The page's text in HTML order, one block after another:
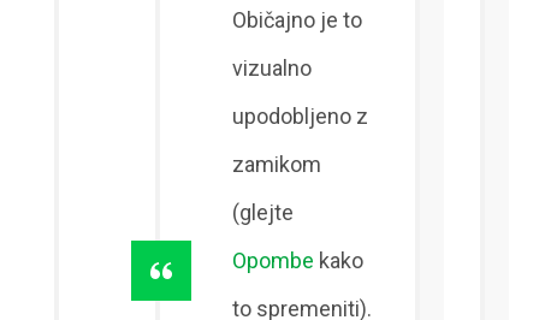
Običajno je to
vizualno
upodobljeno z
zamikom
(glejte
Opombe kako
to spremeniti).